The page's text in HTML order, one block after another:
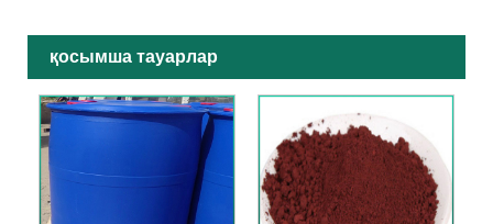
қосымша тауарлар